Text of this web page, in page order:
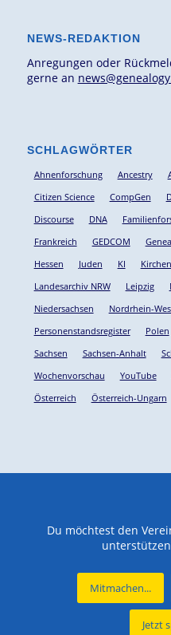
NEWS-REDAKTION
Anregungen oder
gerne an
SCHLAGWÖRTER
Ahnenforschung Ancestry
Citizen Science
CompGen
Discourse
DNA
Frankreich
GEDCOM
Hessen
Juden KI
Landesarchiv NRW
Leipzig
Niedersachsen
Nordrhein-
Personenstandsregister
Polen
Sachsen
Sachsen-Anhalt
Wochenvorschau
YouTube
Österreich
Österreich-Ungarn
Du möchtest den
Mitmachen...
Jetzt